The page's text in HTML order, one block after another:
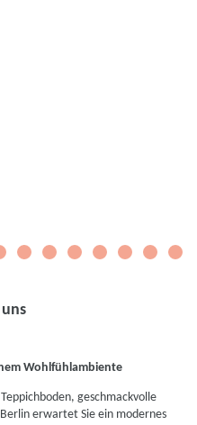
9 10 11 12 13 14 15
Wohlfühlambiente
geschmackvolle
erwartet Sie ein modernes